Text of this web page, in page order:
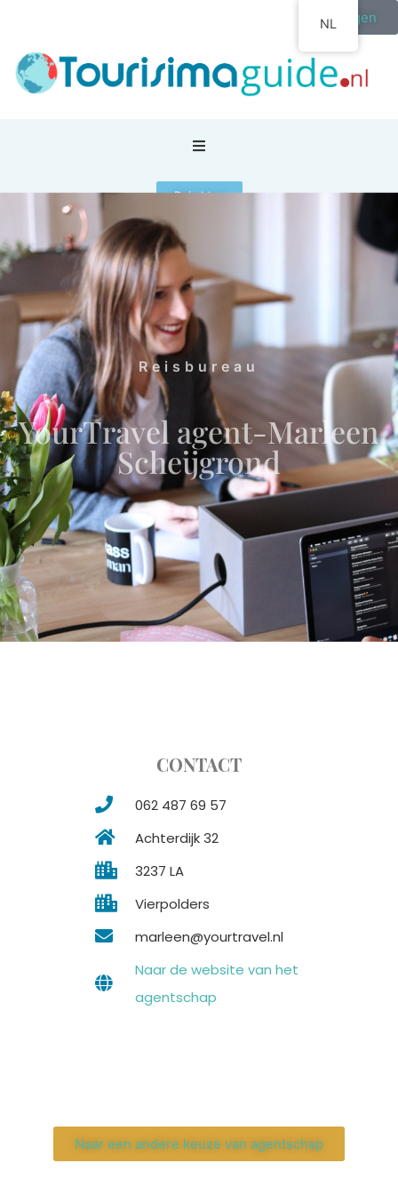
Inloggen
Reis blog
Home agence de voyage Reisbureau
YourTravel agent-Marleen Scheijgrond
Reisbureau
YourTravel agent-Marleen
Scheijgrond
CONTACT
062 487 69 57
Achterdijk 32
3237 LA
Vierpolders
marleen@yourtravel.nl
Naar de website van het
agentschap
Naar een andere keuze van agentschap
NL